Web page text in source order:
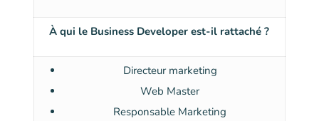
À qui le Business Developer est-il rattaché ?
Directeur marketing
Web Master
Responsable Marketing